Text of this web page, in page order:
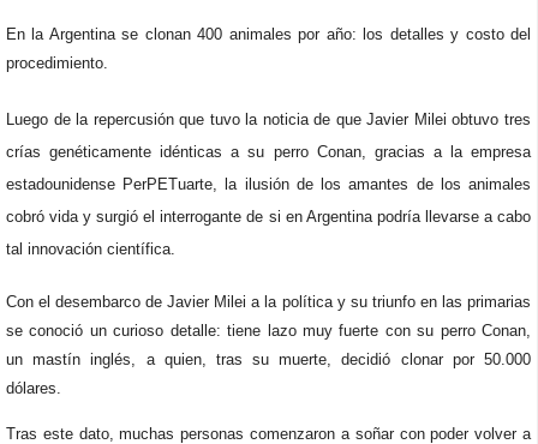
En la Argentina se clonan 400 animales por año: los detalles y costo del
procedimiento.
Luego de la repercusión que tuvo la noticia de que Javier Milei obtuvo tres
crías genéticamente idénticas a su perro Conan, gracias a la empresa
estadounidense PerPETuarte, la ilusión de los amantes de los animales
cobró vida y surgió el interrogante de si en Argentina podría llevarse a cabo
tal innovación científica.
Con el desembarco de Javier Milei a la política y su triunfo en las primarias
se conoció un curioso detalle: tiene lazo muy fuerte con su perro Conan,
un mastín inglés, a quien, tras su muerte, decidió clonar por 50.000
dólares.
Tras este dato, muchas personas comenzaron a soñar con poder volver a